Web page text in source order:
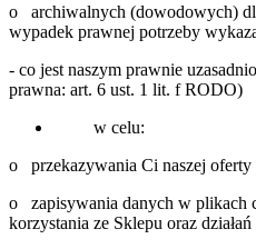
o archiwalnych (dowodowych)
wypadek prawnej potrzeby
- co jest naszym prawnie
prawna: art. 6 ust. 1 lit. f RODO)
w celu:
o przekazywania Ci naszej oferty
o zapisywania danych w plikach
korzystania ze Sklepu oraz